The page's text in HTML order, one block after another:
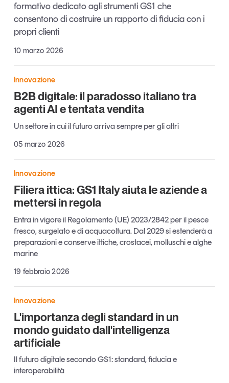
Eventi e formazione
Tutti gli appuntamenti
Chi siamo
Newsletter
Contatti
Tendenze Journal
La nostra newsletter nella tua email
Iscriviti
Tendenze2026
Leggi il magazine
formativo dedicato agli strumenti GS1 che
consentono di costruire un rapporto di fiducia con i
propri clienti
10 marzo 2026
Innovazione
B2B digitale: il paradosso italiano tra
agenti AI e tentata vendita
Un settore in cui il futuro arriva sempre per gli altri
05 marzo 2026
Innovazione
Filiera ittica: GS1 Italy aiuta le aziende a
mettersi in regola
Entra in vigore il Regolamento (UE) 2023/2842 per il pesce
fresco, surgelato e di acquacoltura. Dal 2029 si estenderà a
preparazioni e conserve ittiche, crostacei, molluschi e alghe
marine
19 febbraio 2026
Innovazione
L'importanza degli standard in un
mondo guidato dall'intelligenza
artificiale
Il futuro digitale secondo GS1: standard, fiducia e
interoperabilità